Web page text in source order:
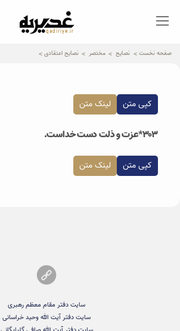
qadiriye.ir
نشریه ی غدیریه-بیانات استاد
صفحه نخست نصایح مختصر نصایح اعتقادی
کپی متن لینک متن
۳۰۳*عزت و ذلت دست خداست.
کپی متن لینک متن
سایت دفتر مقام معظم رهبری
سایت دفتر آیت الله وحید خراسانی